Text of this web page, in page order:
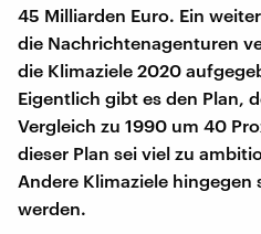
45 Milliarden Euro. Ein
die Nachrichtenagenturen
die Klimaziele 2020
Eigentlich gibt es den Plan,
Vergleich zu 1990 um 40
dieser Plan sei viel zu
Andere Klimaziele hingegen
werden.